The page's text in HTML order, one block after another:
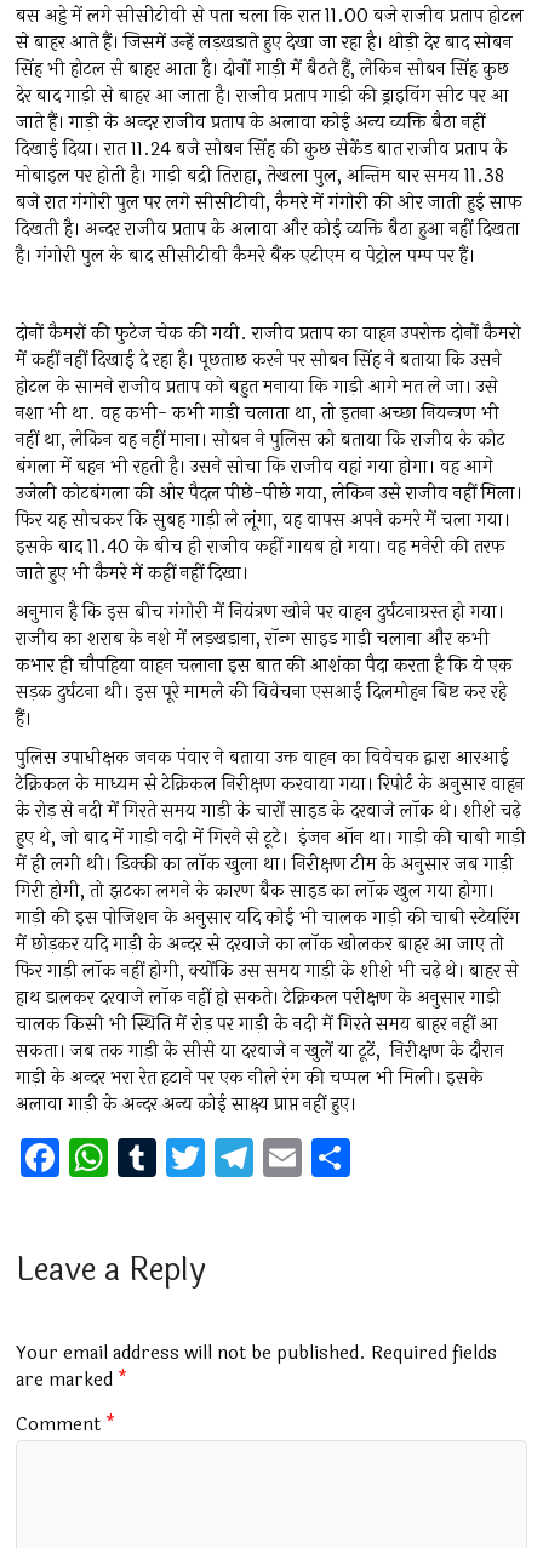
बस अड्डे में लगे सीसीटीवी से पता चला कि रात 11.00 बजे राजीव प्रताप होटल
से बाहर आते हैं। जिसमें उन्हें लड़खडाते हुए देखा जा रहा है। थोड़ी देर बाद सोबन
सिंह भी होटल से बाहर आता है। दोनों गाड़ी में बैठते हैं, लेकिन सोबन सिंह कुछ
देर बाद गाड़ी से बाहर आ जाता है। राजीव प्रताप गाड़ी की ड्राइविंग सीट पर आ
जाते हैं। गाड़ी के अन्दर राजीव प्रताप के अलावा कोई अन्य व्यक्ति बैठा नहीं
दिखाई दिया। रात 11.24 बजे सोबन सिंह की कुछ सेकेंड बात राजीव प्रताप के
मोबाइल पर होती है। गाड़ी बद्री तिराहा, तेखला पुल, अन्तिम बार समय 11.38
बजे रात गंगोरी पुल पर लगे सीसीटीवी, कैमरे में गंगोरी की ओर जाती हुई साफ
दिखती है। अन्दर राजीव प्रताप के अलावा और कोई व्यक्ति बैठा हुआ नहीं दिखता
है। गंगोरी पुल के बाद सीसीटीवी कैमरे बैंक एटीएम व पेट्रोल पम्प पर हैं।
दोनों कैमरों की फुटेज चेक की गयी. राजीव प्रताप का वाहन उपरोक्त दोनों कैमरो
में कहीं नहीं दिखाई दे रहा है। पूछताछ करने पर सोबन सिंह ने बताया कि उसने
होटल के सामने राजीव प्रताप को बहुत मनाया कि गाड़ी आगे मत ले जा। उसे
नशा भी था. वह कभी- कभी गाड़ी चलाता था, तो इतना अच्छा नियन्त्रण भी
नहीं था, लेकिन वह नहीं माना। सोबन ने पुलिस को बताया कि राजीव के कोट
बंगला में बहन भी रहती है। उसने सोचा कि राजीव वहां गया होगा। वह आगे
उजेली कोटबंगला की ओर पैदल पीछे-पीछे गया, लेकिन उसे राजीव नहीं मिला।
फिर यह सोचकर कि सुबह गाड़ी ले लूंगा, वह वापस अपने कमरे में चला गया।
इसके बाद 11.40 के बीच ही राजीव कहीं गायब हो गया। वह मनेरी की तरफ
जाते हुए भी कैमरे में कहीं नहीं दिखा।
अनुमान है कि इस बीच गंगोरी में नियंत्रण खोने पर वाहन दुर्घटनाग्रस्त हो गया।
राजीव का शराब के नशे में लड़खड़ाना, रॉन्ग साइड गाड़ी चलाना और कभी
कभार ही चौपहिया वाहन चलाना इस बात की आशंका पैदा करता है कि ये एक
सड़क दुर्घटना थी। इस पूरे मामले की विवेचना एसआई दिलमोहन बिष्ट कर रहे
हैं।
पुलिस उपाधीक्षक जनक पंवार ने बताया उक्त वाहन का विवेचक द्वारा आरआई
टेक्निकल के माध्यम से टेक्निकल निरीक्षण करवाया गया। रिपोर्ट के अनुसार वाहन
के रोड़ से नदी में गिरते समय गाड़ी के चारों साइड के दरवाजे लॉक थे। शीशे चढ़े
हुए थे, जो बाद में गाड़ी नदी में गिरने से टूटे। इंजन ऑन था। गाड़ी की चाबी गाड़ी
में ही लगी थी। डिक्की का लॉक खुला था। निरीक्षण टीम के अनुसार जब गाड़ी
गिरी होगी, तो झटका लगने के कारण बैक साइड का लॉक खुल गया होगा।
गाड़ी की इस पोजिशन के अनुसार यदि कोई भी चालक गाड़ी की चाबी स्टेयरिंग
में छोड़कर यदि गाड़ी के अन्दर से दरवाजे का लॉक खोलकर बाहर आ जाए तो
फिर गाड़ी लॉक नहीं होगी, क्योंकि उस समय गाड़ी के शीशे भी चढ़े थे। बाहर से
हाथ डालकर दरवाजे लॉक नहीं हो सकते। टेक्निकल परीक्षण के अनुसार गाड़ी
चालक किसी भी स्थिति में रोड़ पर गाड़ी के नदी में गिरते समय बाहर नहीं आ
सकता। जब तक गाड़ी के सीसे या दरवाजे न खुलें या टूटें, निरीक्षण के दौरान
गाड़ी के अन्दर भरा रेत हटाने पर एक नीले रंग की चप्पल भी मिली। इसके
अलावा गाड़ी के अन्दर अन्य कोई साक्ष्य प्राप्त नहीं हुए।
F
a
b
o
k
W
h
s
p
p
T
u
bl
T
wi
er
T
el
m
E
m
Leave a Reply
Your email address will not be published. Required fields
are marked *
Comment *